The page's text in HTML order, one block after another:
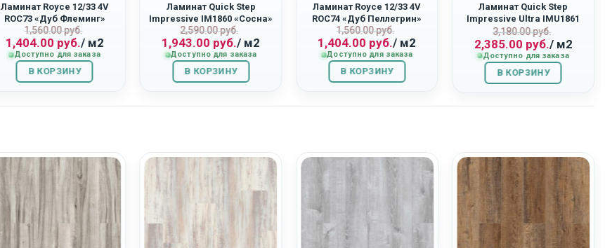
Ламинат Royce 12/33 4V
ROC73 «Дуб Флеминг»
1,560.00руб.
Первоначальная
цена
составляла
1,560.00
руб..
1,404.00 руб.
Текущая
цена:
1,404.00
руб..
/ м2
Доступно для заказа
В КОРЗИНУ
Ламинат Quick Step
Impressive IM1860 «Сосна»
2,590.00руб.
Первоначальная
цена
составляла
2,590.00
руб..
1,943.00 руб.
Текущая
цена:
1,943.00
руб..
/ м2
Доступно для заказа
В КОРЗИНУ
Ламинат Royce 12/33 4V
ROC74 «Дуб Пеллегрин»
1,560.00руб.
Первоначальная
цена
составляла
1,560.00
руб..
1,404.00 руб.
Текущая
цена:
1,404.00
руб..
/ м2
Доступно для заказа
В КОРЗИНУ
Ламинат Quick Step
Impressive Ultra IMU1861
«Светло-Серый Бетон»
3,180.00руб.
цена
составляла
3,180.00
руб..
2,385.00 руб.
Текущая
цена:
2,385.00
руб..
/ м2
Доступно для заказа
В КОРЗИНУ